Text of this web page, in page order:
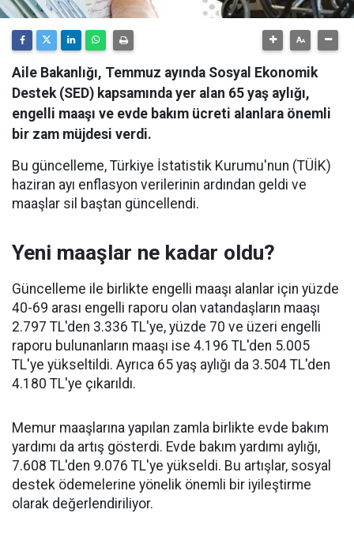
Aile Bakanlığı, Temmuz ayında Sosyal Ekonomik
Destek (SED) kapsamında yer alan 65 yaş aylığı,
engelli maaşı ve evde bakım ücreti alanlara önemli
bir zam müjdesi verdi.
Bu güncelleme, Türkiye İstatistik Kurumu'nun (TÜİK)
haziran ayı enflasyon verilerinin ardından geldi ve
maaşlar sil baştan güncellendi.
Yeni maaşlar ne kadar oldu?
Güncelleme ile birlikte engelli maaşı alanlar için yüzde
40-69 arası engelli raporu olan vatandaşların maaşı
2.797 TL'den 3.336 TL'ye, yüzde 70 ve üzeri engelli
raporu bulunanların maaşı ise 4.196 TL'den 5.005
TL'ye yükseltildi. Ayrıca 65 yaş aylığı da 3.504 TL'den
4.180 TL'ye çıkarıldı.
Memur maaşlarına yapılan zamla birlikte evde bakım
yardımı da artış gösterdi. Evde bakım yardımı aylığı,
7.608 TL'den 9.076 TL'ye yükseldi. Bu artışlar, sosyal
destek ödemelerine yönelik önemli bir iyileştirme
olarak değerlendiriliyor.